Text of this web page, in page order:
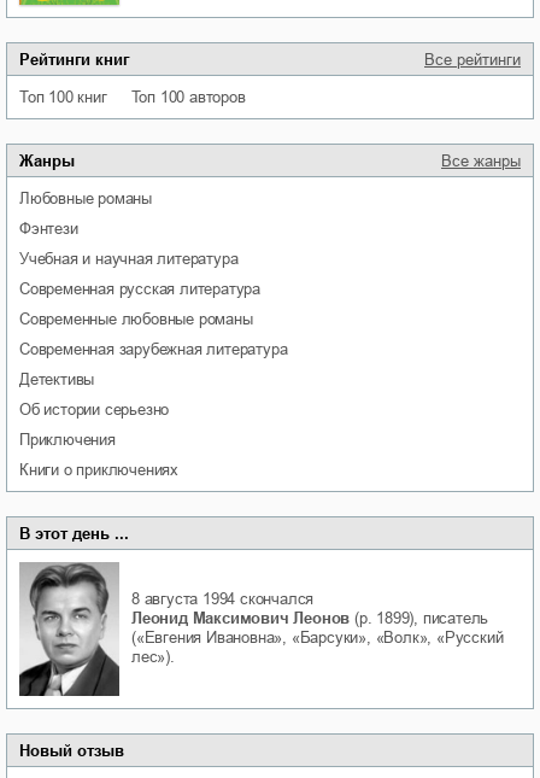
Рейтинги книг Все рейтинги
Топ 100 книг Топ 100 авторов
Жанры Все жанры
любовные романы
фэнтези
учебная и научная литература
современная русская литература
современные любовные романы
современная зарубежная литература
детективы
об истории серьезно
приключения
книги о приключениях
В этот день ...
8 августа 1994 скончался
Леонид Максимович Леонов (р. 1899), писатель
(«Евгения Ивановна», «Барсуки», «Волк», «Русский
лес»).
Новый отзыв